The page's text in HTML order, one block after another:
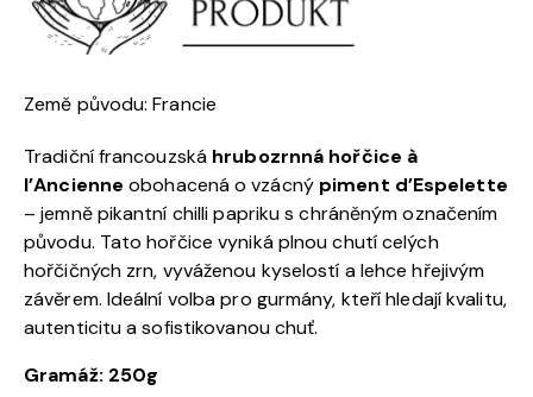
Země původu: Francie
Tradiční francouzská hrubozrnná hořčice à
l’Ancienne obohacená o vzácný piment d’Espelette
– jemně pikantní chilli papriku s chráněným označením
původu. Tato hořčice vyniká plnou chutí celých
hořčičných zrn, vyváženou kyselostí a lehce hřejivým
závěrem. Ideální volba pro gurmány, kteří hledají kvalitu,
autenticitu a sofistikovanou chuť.
Gramáž: 250g